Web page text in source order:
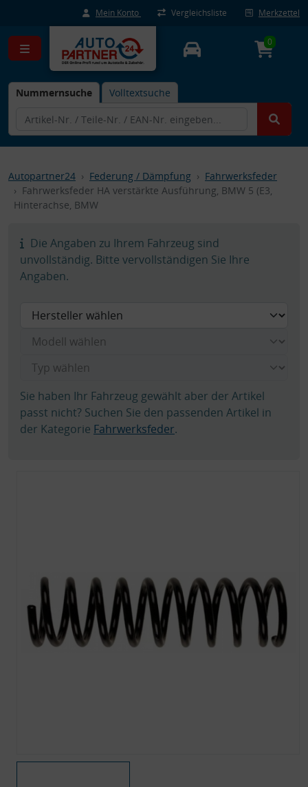
Mein Konto Vergleichsliste Merkzettel
Nummernsuche Volltextsuche
0
Autopartner24 Federung / Dämpfung
Fahrwerksfeder
Fahrwerksfeder HA verstärkte Ausführung, BMW 5 (E3,
Hinterachse, BMW
Die Angaben zu Ihrem Fahrzeug sind
unvollständig. Bitte vervollständigen Sie Ihre
Angaben.
Sie haben Ihr Fahrzeug gewählt aber der Artikel
passt nicht? Suchen Sie den passenden Artikel in
der Kategorie Fahrwerksfeder.